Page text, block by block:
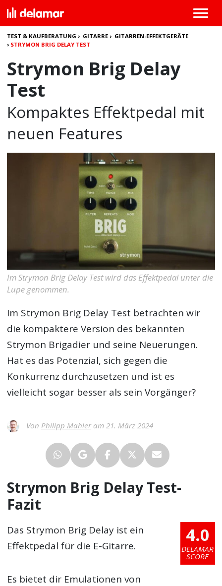
TEST & KAUFBERATUNG › GITARRE › GITARREN-EFFEKTGERÄTE
› STRYMON BRIG DELAY TEST
Strymon Brig Delay
Test
Kompaktes Effektpedal mit
neuen Features
Im Strymon Brig Delay Test wird das Effektpedal unter die
Lupe genommen.
Im Strymon Brig Delay Test betrachten wir
die kompaktere Version des bekannten
Strymon Brigadier und seine Neuerungen.
Hat es das Potenzial, sich gegen die
Konkurrenz durchzusetzen und ist es
vielleicht sogar besser als sein Vorgänger?
Von Philipp Mahleram 21. März 2024
Strymon Brig Delay Test-
Fazit
4.0
DELAMAR
SCORE
Das Strymon Brig Delay ist ein
Effektpedal für die E-Gitarre.
Es bietet dir Emulationen von